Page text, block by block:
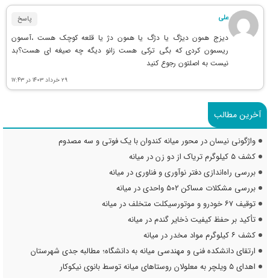
علی پاسخ
دیزج همون دیژگ یا دژگ یا همون دژ یا قلعه کوچک هست ،آسمون
ریسمون کردی که بگی ترکی هست زانو دیگه چه صیغه ای هست؟بد
نیست به اصلتون رجوع کنید
۲۹ خرداد ۱۴۰۳ در ۱۷:۴۳
آخرین مطالب
واژگونی نیسان در محور میانه کندوان با یک فوتی و سه مصدوم
کشف ۵ کیلوگرم تریاک از دو زن در میانه
بررسی راه‌اندازی دفتر نوآوری و فناوری در میانه
بررسی مشکلات مساکن ۵۰۲ واحدی در میانه
توقیف ۶۷ خودرو و موتورسیکلت متخلف در میانه
تأکید بر حفظ کیفیت ذخایر گندم در میانه
کشف ۶ کیلوگرم مواد مخدر در میانه
ارتقای دانشکده فنی و مهندسی میانه به دانشگاه؛ مطالبه جدی شهرستان
اهدای ۵ ویلچر به معلولان روستاهای میانه توسط بانوی نیکوکار